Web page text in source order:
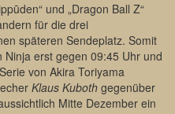
und „Dragon Ball Z“
für die drei
späteren Sendeplatz. Somit
erst gegen 09:45 Uhr und
von Akira Toriyama
Klaus Kuboth gegenüber
Mitte Dezember ein